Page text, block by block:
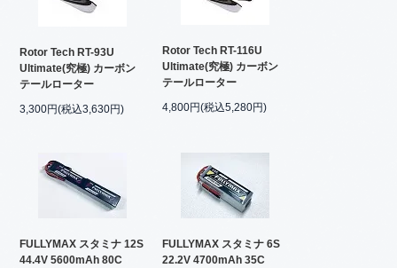
Rotor Tech RT-93U
Ultimate(究極) カーボン
テールローター
3,300円(税込3,630円)
Rotor Tech RT-116U
Ultimate(究極) カーボン
テールローター
4,800円(税込5,280円)
FULLYMAX スタミナ 12S
44.4V 5600mAh 80C
FULLYMAX スタミナ 6S
22.2V 4700mAh 35C